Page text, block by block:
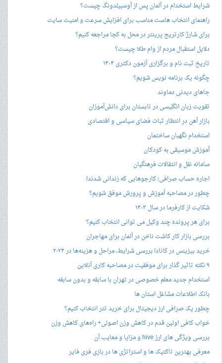
شرایط استخدام در آلمان پس از آوسبیلدونگ چیست؟
راهنمای انتخاب هاست مناسب برای افزایش سرعت و امنیت سایت
برای شارژ کارتریج پرینتر در محل به کجا مراجعه کنیم؟
دلایل استقبال مردم از وام طلا چیست؟
تاریخ ثبت نام و برگزاری آزمون دکتری ۱۴۰۴
چگونه یک برنامه نویس شویم؟
جاهای دیدنی دماوند
تقویت زبان انگلیسی در تابستان برای دانش‌آموزان
بازار آهن در انتظار ثبات فضای سیاسی و اقتصادی
استخدام نگهبان ساختمان
آموزش موسیقی به کودکان
سامانه نقل و انتقالات فرهنگیان
اجاره حساب صرافی؛ کارجوهایی که زندانی شدند!
چطور در مصاحبه‌ آموزش و پرورش موفق شویم؟
شکایت از کارفرما در سال ۱۴۰۳
برای هر پرونده چند وکیل می توانی انتخاب کنیم؟
بررسی بازار کار کاشت ناخن در آلمان برای مهاجران
خرید بیزینس در کانادا بررسی شرایط، مراحل و هزینه‌ها در ۲۰۲۴
۹ نکته تاثیر گذار برای موفقیت در مصاحبه کاری آنلاین
استخدام جدید معلم خصوصی در تهران با سابقه و بدون سابقه
بانک اطلاعات مشاغل استان ها
چطور یک صرافی ارز دیجیتال برای خرید تتر انتخاب کنیم؟
خواب کافی اولین قدم در کاهش وزن اصولی+ راه‌های کاهش وزن
بررسی ویژگی های ارز hive و مزایا و معایب آن
معرفی بهترین تاکتیک ها و استراتژی ها در بازی فری فایر